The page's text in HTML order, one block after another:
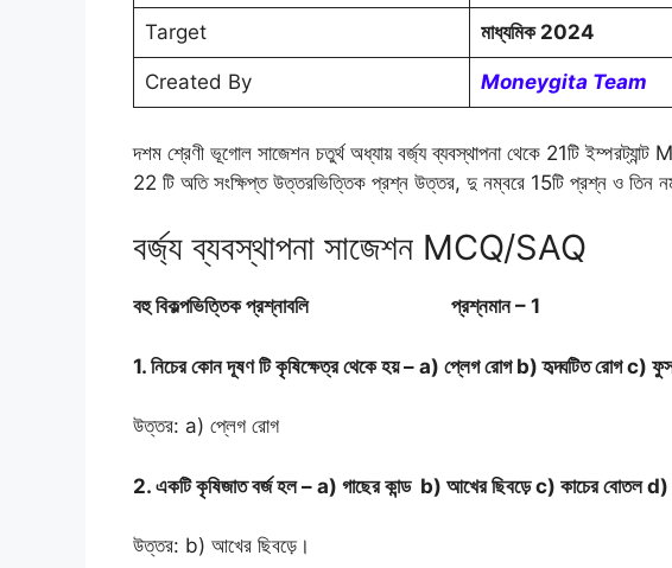
Target মাধ্যমিক 2024
Created By Moneygita Team
দশম শ্রেণী ভূগোল সাজেশন চতুর্থ অধ্যায় বর্জ্য ব্যবস্থাপনা থেকে 21টি
22 টি অতি সংক্ষিপ্ত উত্তরভিত্তিক প্রশ্ন উত্তর, দু নম্বরে 15টি প্রশ্ন ও তিন
বর্জ্য ব্যবস্থাপনা সাজেশন MCQ/SAQ
বহু বিকল্পভিত্তিক প্রশ্নাবলি প্রশ্নমান – 1
1. নিচের কোন দূষণ টি কৃষিক্ষেত্র থেকে হয় – a) প্লেগ রোগ b) হৃদ্ঘটিত রোগ c)
উত্তর: a) প্লেগ রোগ
2. একটি কৃষিজাত বর্জ হল – a) গাছের কান্ড b) আখের ছিবড়ে c) কাচের বোতল d)
উত্তর: b) আখের ছিবড়ে।